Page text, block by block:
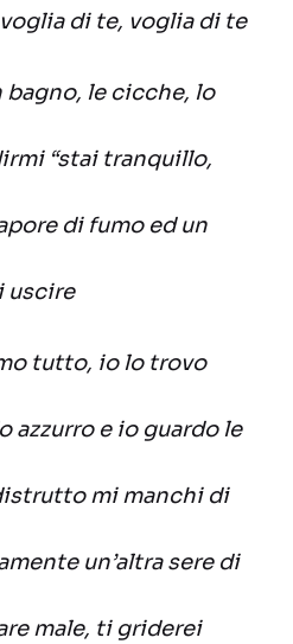
di te, voglia di te
bagno, le cicche, lo
“stai tranquillo,
di fumo ed un
uscire
tutto, io lo trovo
azzurro e io guardo le
mi manchi di
un’altra sere di
male, ti griderei